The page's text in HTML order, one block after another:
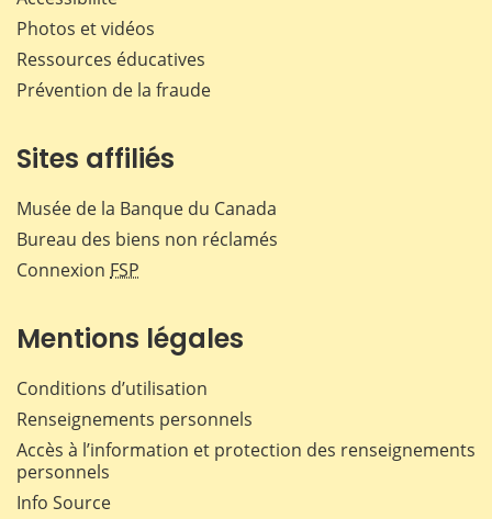
Photos et vidéos
Ressources éducatives
Prévention de la fraude
Sites affiliés
Musée de la Banque du Canada
Bureau des biens non réclamés
Connexion FSP
Mentions légales
Conditions d’utilisation
Renseignements personnels
Accès à l’information et protection des renseignements
personnels
Info Source